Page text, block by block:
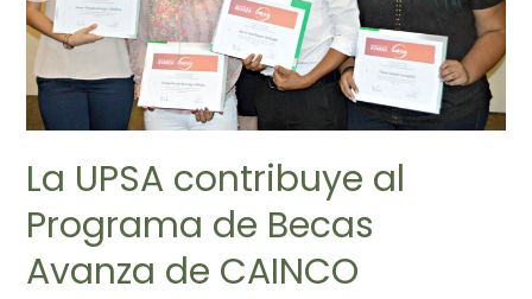
La UPSA contribuye al
Programa de Becas
Avanza de CAINCO